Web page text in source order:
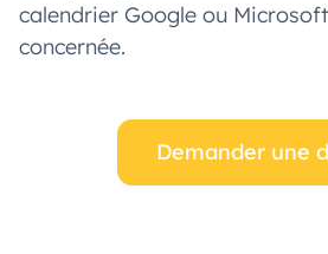
calendrier Google ou
concernée.
Demander une